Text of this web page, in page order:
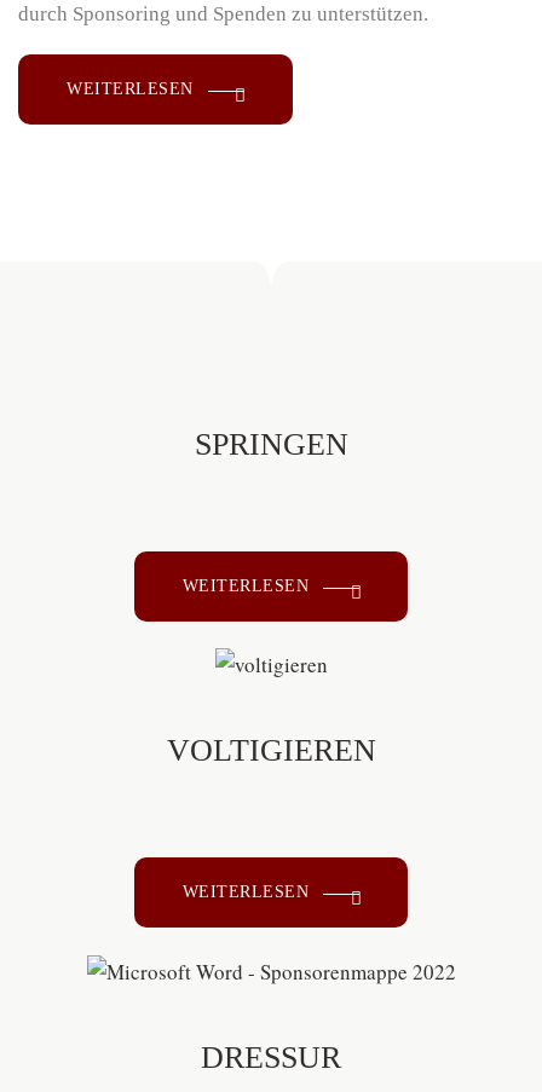
durch Sponsoring und Spenden zu unterstützen.
WEITERLESEN
SPRINGEN
WEITERLESEN
VOLTIGIEREN
WEITERLESEN
DRESSUR